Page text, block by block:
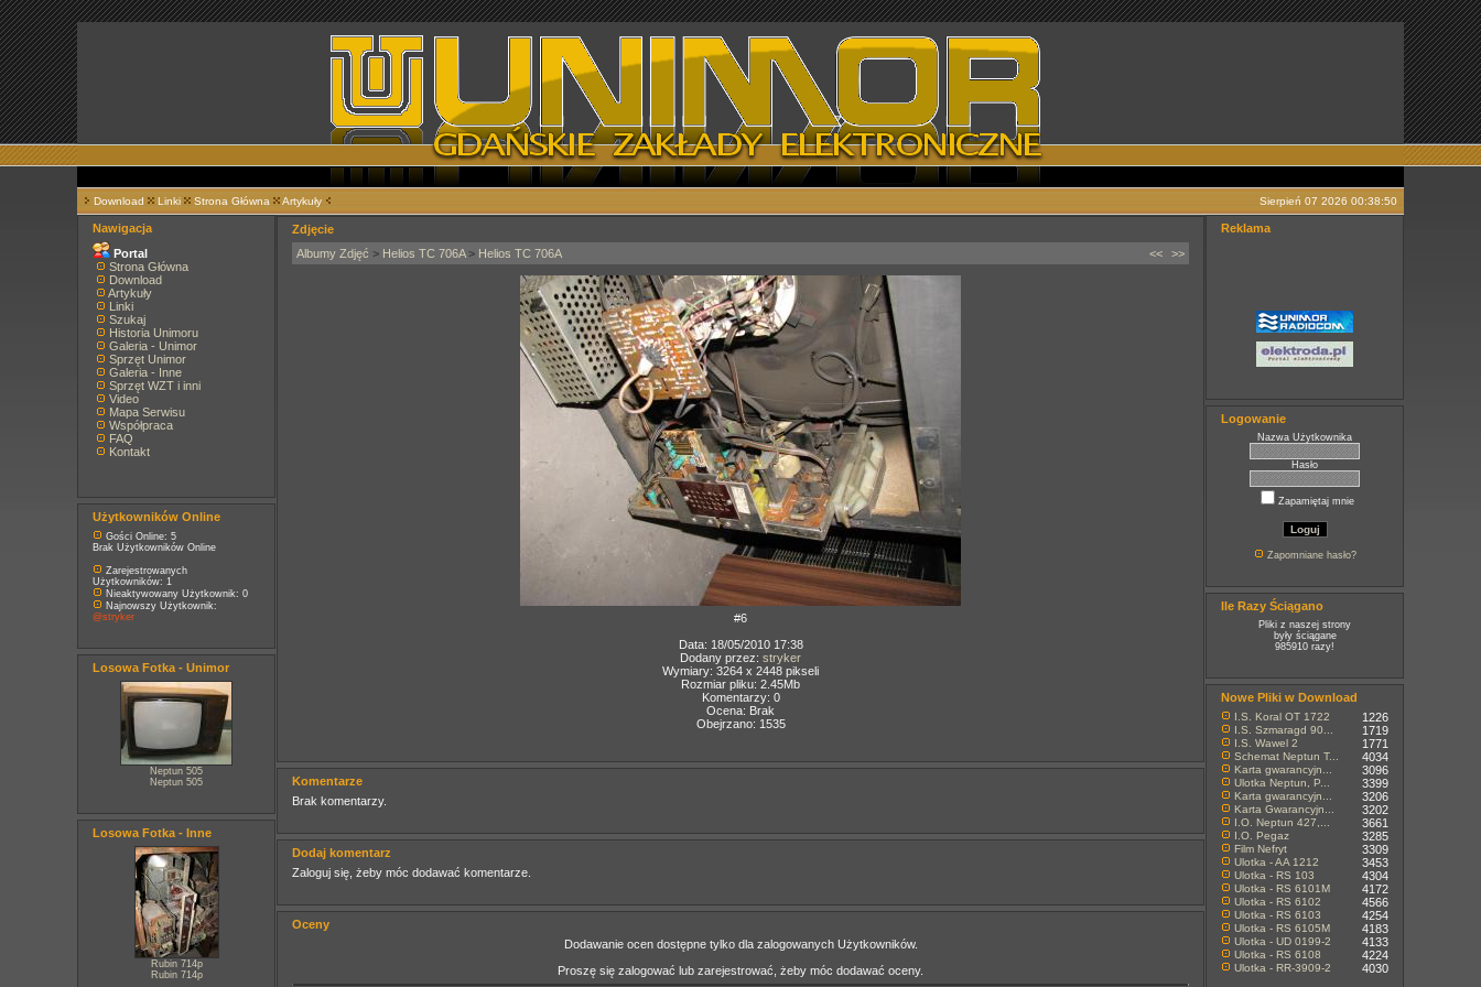
Download Linki Strona Główna Artykuły Sierpień 07 2026 00:38:50
Nawigacja
Portal
Strona Główna
Download
Artykuły
Linki
Szukaj
Historia Unimoru
Galeria - Unimor
Sprzęt Unimor
Galeria - Inne
Sprzęt WZT i inni
Video
Mapa Serwisu
Współpraca
FAQ
Kontakt
Użytkowników Online
Gości Online: 5
Brak Użytkowników Online
Zarejestrowanych
Użytkowników: 1
Nieaktywowany Użytkownik: 0
Najnowszy Użytkownik:
@stryker
Losowa Fotka - Unimor
Neptun 505
Neptun 505
Losowa Fotka - Inne
Rubin 714p
Rubin 714p
Zdjęcie
Albumy Zdjęć > Helios TC 706A> Helios TC 706A << >>
#6
Data: 18/05/2010 17:38
Dodany przez: stryker
Wymiary: 3264 x 2448 pikseli
Rozmiar pliku: 2.45Mb
Komentarzy: 0
Ocena: Brak
Obejrzano: 1535
Komentarze
Brak komentarzy.
Dodaj komentarz
Zaloguj się, żeby móc dodawać komentarze.
Oceny
Dodawanie ocen dostępne tylko dla zalogowanych Użytkowników.
Proszę się zalogować lub zarejestrować, żeby móc dodawać oceny.
Reklama
Logowanie
Nazwa Użytkownika
Hasło
Zapamiętaj mnie
Zapomniane hasło?
Ile Razy Ściągano
Pliki z naszej strony
były ściągane
985910 razy!
Nowe Pliki w Download
I.S. Koral OT 1722 1226
I.S. Szmaragd 90... 1719
I.S. Wawel 2 1771
Schemat Neptun T... 4034
Karta gwarancyjn... 3096
Ulotka Neptun, P... 3399
Karta gwarancyjn... 3206
Karta Gwarancyjn... 3202
I.O. Neptun 427,... 3661
I.O. Pegaz 3285
Film Nefryt 3309
Ulotka - AA 1212 3453
Ulotka - RS 103 4304
Ulotka - RS 6101M 4172
Ulotka - RS 6102 4566
Ulotka - RS 6103 4254
Ulotka - RS 6105M 4183
Ulotka - UD 0199-2 4133
Ulotka - RS 6108 4224
Ulotka - RR-3909-2 4030